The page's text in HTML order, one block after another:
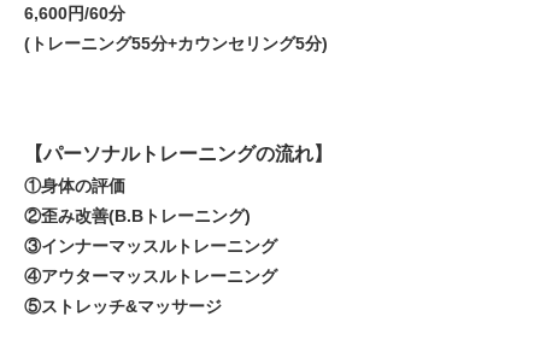
6,600円/60分
(トレーニング55分+カウンセリング5分)
【パーソナルトレーニングの流れ】
①身体の評価
②歪み改善(B.Bトレーニング)
③インナーマッスルトレーニング
④アウターマッスルトレーニング
⑤ストレッチ&マッサージ